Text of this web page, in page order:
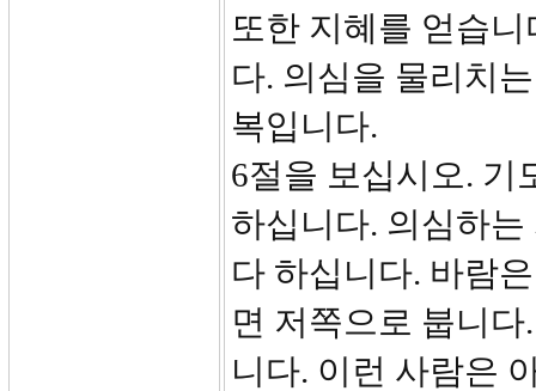
또한 지혜를 얻습
다. 의심을 물리치
복입니다.
6절을 보십시오. 기
하십니다. 의심하
다 하십니다. 바람
면 저쪽으로 붑니
니다. 이런 사람은